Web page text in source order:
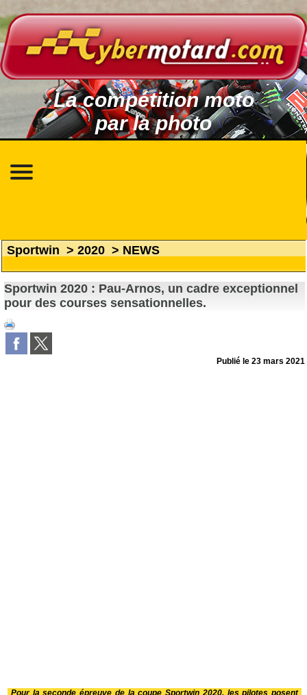
La compétition moto
par la photo
Sportwin > 2020 > NEWS
Sportwin 2020 : Pau-Arnos, un cadre exceptionnel
pour des courses sensationnelles.
Publié le23 mars 2021
Pour la seconde épreuve de la coupe Sportwin 2020, les pilotes posent